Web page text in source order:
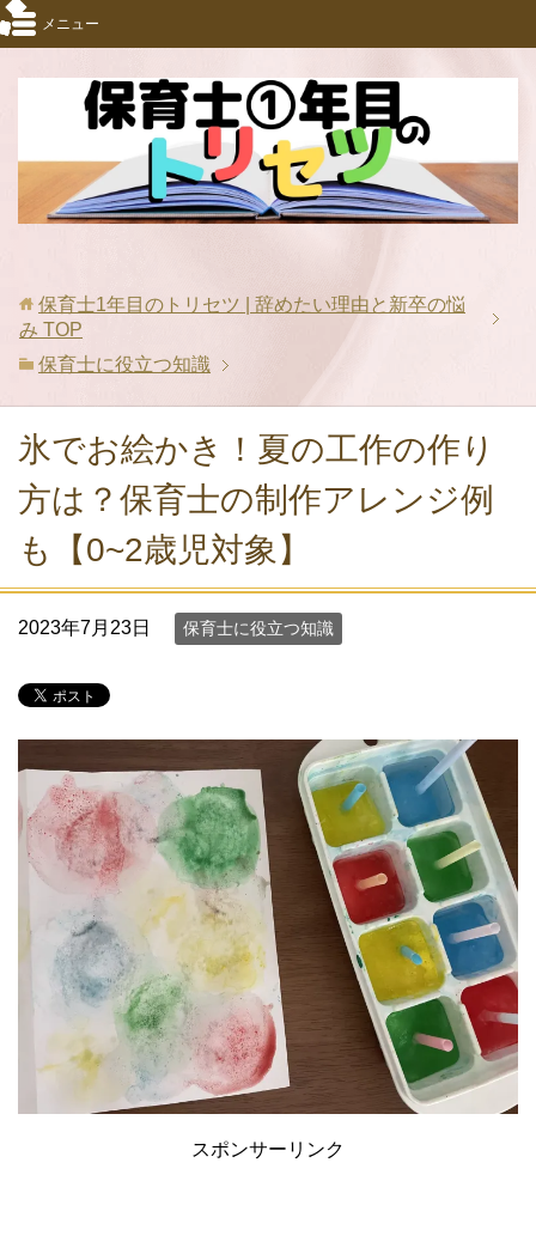
メニュー
保育士1年目のトリセツ | 辞めたい理由と新卒の悩
み TOP
保育士に役立つ知識
氷でお絵かき！夏の工作の作り
方は？保育士の制作アレンジ例
も【0~2歳児対象】
2023年7月23日 保育士に役立つ知識
スポンサーリンク